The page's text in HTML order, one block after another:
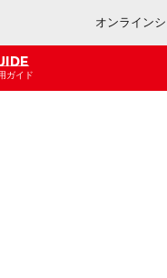
オンライン
ガイド